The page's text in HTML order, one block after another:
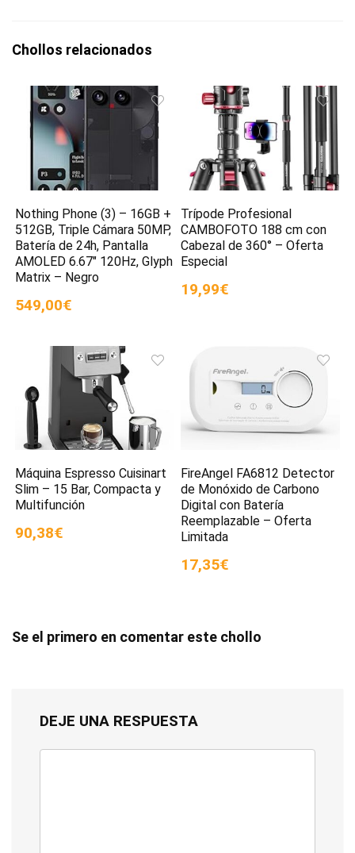
Chollos relacionados
Nothing Phone (3) – 16GB +
512GB, Triple Cámara 50MP,
Batería de 24h, Pantalla
AMOLED 6.67″ 120Hz, Glyph
Matrix – Negro
549,00€
Trípode Profesional
CAMBOFOTO 188 cm con
Cabezal de 360° – Oferta
Especial
19,99€
Máquina Espresso Cuisinart
Slim – 15 Bar, Compacta y
Multifunción
90,38€
FireAngel FA6812 Detector
de Monóxido de Carbono
Digital con Batería
Reemplazable – Oferta
Limitada
17,35€
Se el primero en comentar este chollo
DEJE UNA RESPUESTA